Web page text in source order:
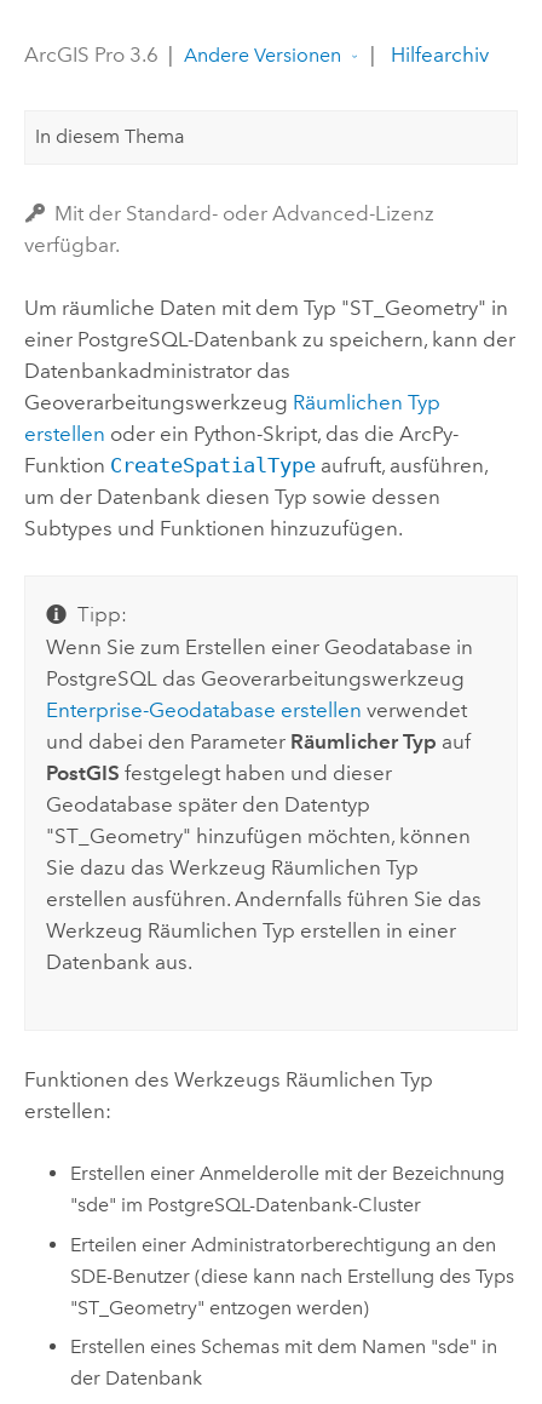
ArcGIS Pro 3.6 Andere Versionen Hilfearchiv
In diesem Thema
Mit der Standard- oder Advanced-Lizenz
verfügbar.
Um räumliche Daten mit dem Typ "ST_Geometry" in
einer PostgreSQL -Datenbank zu speichern, kann der
Datenbankadministrator das
Geoverarbeitungswerkzeug Räumlichen Typ
erstellen oder ein Python-Skript, das die ArcPy-
Funktion CreateSpatialTypeaufruft, ausführen,
um der Datenbank diesen Typ sowie dessen
Subtypes und Funktionen hinzuzufügen.
Tipp:
Wenn Sie zum Erstellen einer Geodatabase in
PostgreSQL das Geoverarbeitungswerkzeug
Enterprise-Geodatabase erstellen verwendet
und dabei den Parameter Räumlicher Typ auf
PostGIS festgelegt haben und dieser
Geodatabase später den Datentyp
"ST_Geometry" hinzufügen möchten, können
Sie dazu das Werkzeug Räumlichen Typ
erstellen ausführen. Andernfalls führen Sie das
Werkzeug Räumlichen Typ erstellen in einer
Datenbank aus.
Funktionen des Werkzeugs Räumlichen Typ
erstellen:
Erstellen einer Anmelderolle mit der Bezeichnung
"sde" im PostgreSQL-Datenbank-Cluster
Erteilen einer Administratorberechtigung an den
SDE-Benutzer (diese kann nach Erstellung des Typs
"ST_Geometry" entzogen werden)
Erstellen eines Schemas mit dem Namen "sde" in
der Datenbank